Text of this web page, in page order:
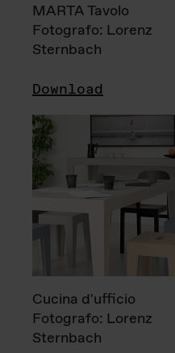
MARTA Tavolo
Fotografo: Lorenz
Sternbach
Download
Cucina d'ufficio
Fotografo: Lorenz
Sternbach